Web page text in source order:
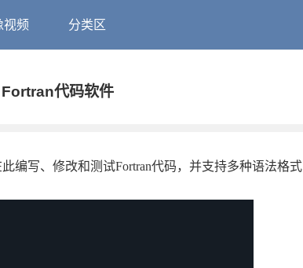
视频 分类区
代码软件
编写、修改和测试Fortran代码，并支持多种语法格式